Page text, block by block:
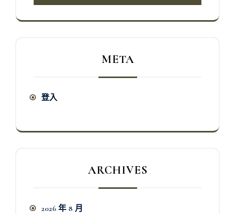
META
登入
ARCHIVES
2026 年 8 月